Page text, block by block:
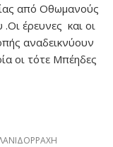
από Οθωμανούς
έρευνες και οι
αναδεικνύουν
οι τότε Μπέηδες